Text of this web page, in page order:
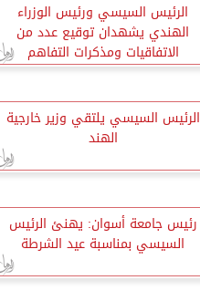
الرئيس السيسي ورئيس الوزراء
الهندي يشهدان توقيع عدد من
الاتفاقيات ومذكرات التفاهم
الرئيس السيسي يلتقي وزير خارجية
الهند
رئيس جامعة أسوان: يهنئ الرئيس
السيسي بمناسبة عيد الشرطة